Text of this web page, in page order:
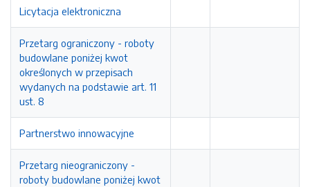
Licytacja elektroniczna
Przetarg ograniczony - roboty
budowlane poniżej kwot
określonych w przepisach
wydanych na podstawie art. 11
ust. 8
Partnerstwo innowacyjne
Przetarg nieograniczony -
roboty budowlane poniżej kwot